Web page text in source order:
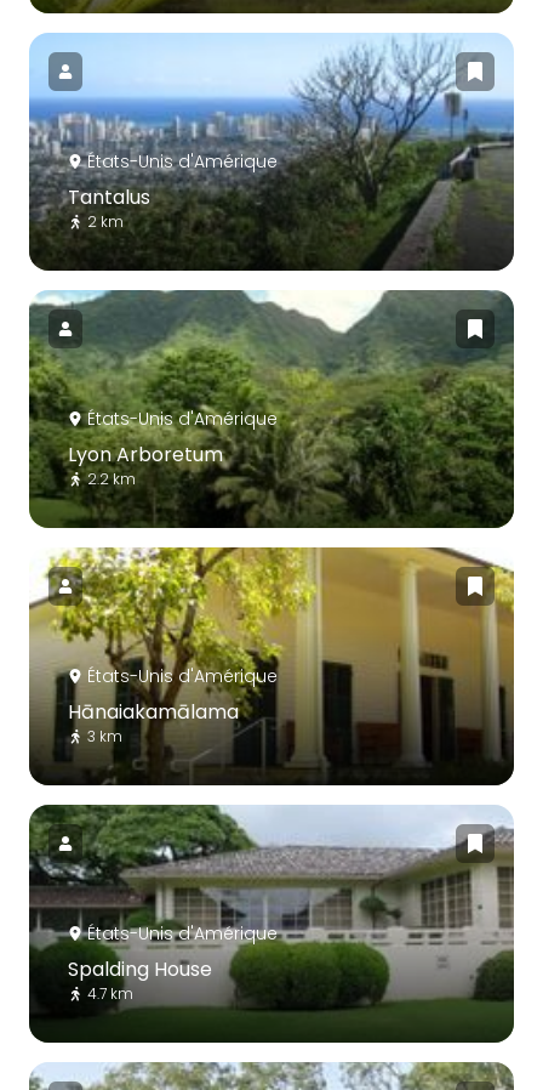
États-Unis d'Amérique
Tantalus
2 km
États-Unis d'Amérique
Lyon Arboretum
2.2 km
États-Unis d'Amérique
Hānaiakamālama
3 km
États-Unis d'Amérique
Spalding House
4.7 km